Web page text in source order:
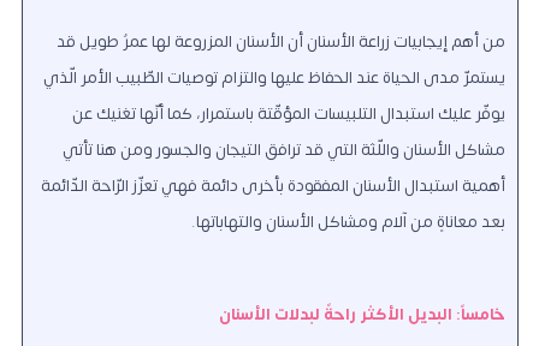
من أهم إيجابيات زراعة الأسنان أن الأسنان المزروعة لها عمرٌ طويل قد
يستمرّ مدى الحياة عند الحفاظ عليها والتزام توصيات الطّبيب الأمر الّذي
يوفّر عليك استبدال التلبيسات المؤقّتة باستمرار، كما أنّها تغنيك عن
مشاكل الأسنان واللّثة التي قد ترافق التيجان والجسور ومن هنا تأتي
أهمية استبدال الأسنان المفقودة بأخرى دائمة فهي تعزّز الرّاحة الدّائمة
بعد معاناةٍ من آلام ومشاكل الأسنان والتهاباتها.
خامساً: البديل الأكثر راحةً لبدلات الأسنان